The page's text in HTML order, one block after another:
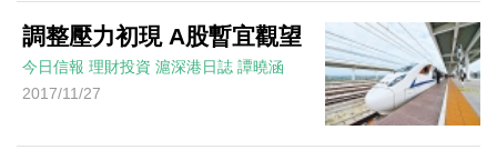
調整壓力初現 A股暫宜觀望
今日信報 理財投資 滬深港日誌 譚曉涵
2017/11/27